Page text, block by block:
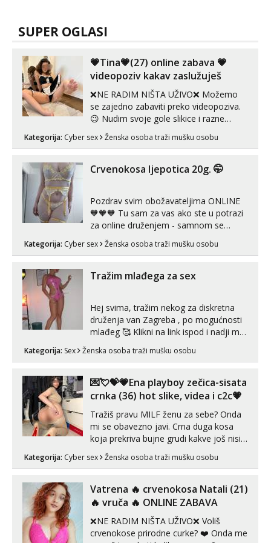
SUPER OGLASI
💗Tina💗(27) online zabava 💗
videopoziv kakav zaslužuješ
❌NE RADIM NIŠTA UŽIVO❌ Možemo
se zajedno zabaviti preko videopoziva.
😉 Nudim svoje gole slikice i razne
videouradke. 🤩 Za online zabavu pošalji
poruku na Whatsapp, Telegram ili Viber.
autentičnosti možeš me vidjeti na
videopozivu. 😉 S vama sam vec 5 ...
Kategorija: Cyber sex Ženska osoba traži mušku osobu
Crvenokosa ljepotica 20g. 🤭
Pozdrav svim obožavateljima ONLINE
🧡🧡🧡 Tu sam za vas ako ste u potrazi
za online druženjem - samnom se
možete zabaviti preko videopoziva, ili
ako vam nisam dovoljna radim i u paru i
😉 Radim i vruća tipkanja uz slike i hot
line pozive. Za vas sam pripremila ...
Kategorija: Cyber sex Ženska osoba traži mušku osobu
Tražim mlađega za sex
Hej svima, tražim nekog za diskretna
druženja van Zagreba , po mogućnosti
mlađeg 🥰 Klikni na link ispod i nadji me
Kategorija: Sex Ženska osoba traži mušku osobu
💌💘💝💗Ena playboy zečica-sisata
crnka (36) hot slike, videa i c2c💗
Tražiš pravu MILF ženu za sebe? Onda
mi se obavezno javi. Crna duga kosa
koja prekriva bujne grudi kakve još nisi
vidio, čista ŠESTICA! A usne? O usnama
bolje da ni ne pričam. Prave pune usne
vjeruj mi, takve još nisi vidio. Uvijek sam
spremna za ONLOINE zabavu...
Kategorija: Cyber sex Ženska osoba traži mušku osobu
Vatrena ‎️‍🔥 crvenokosa Natali (21)
‎️‍🔥 vruča‎ ️‍🔥 ONLINE ZABAVA
❌NE RADIM NIŠTA UŽIVO❌ Voliš
crvenokose prirodne curke? ❤️ Onda me